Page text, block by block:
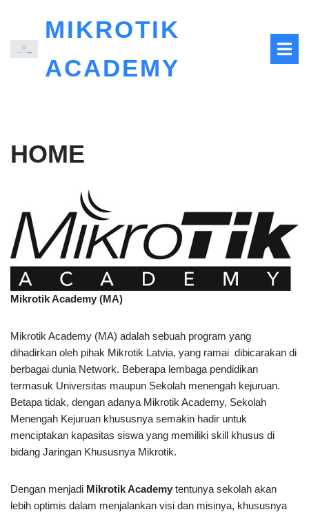
MIKROTIK
ACADEMY
HOME
Mikrotik Academy (MA)
Mikrotik Academy (MA) adalah sebuah program yang
dihadirkan oleh pihak Mikrotik Latvia, yang ramai dibicarakan di
berbagai dunia Network. Beberapa lembaga pendidikan
termasuk Universitas maupun Sekolah menengah kejuruan.
Betapa tidak, dengan adanya Mikrotik Academy, Sekolah
Menengah Kejuruan khususnya semakin hadir untuk
menciptakan kapasitas siswa yang memiliki skill khusus di
bidang Jaringan Khususnya Mikrotik.
Dengan menjadi Mikrotik Academy tentunya sekolah akan
lebih optimis dalam menjalankan visi dan misinya, khususnya